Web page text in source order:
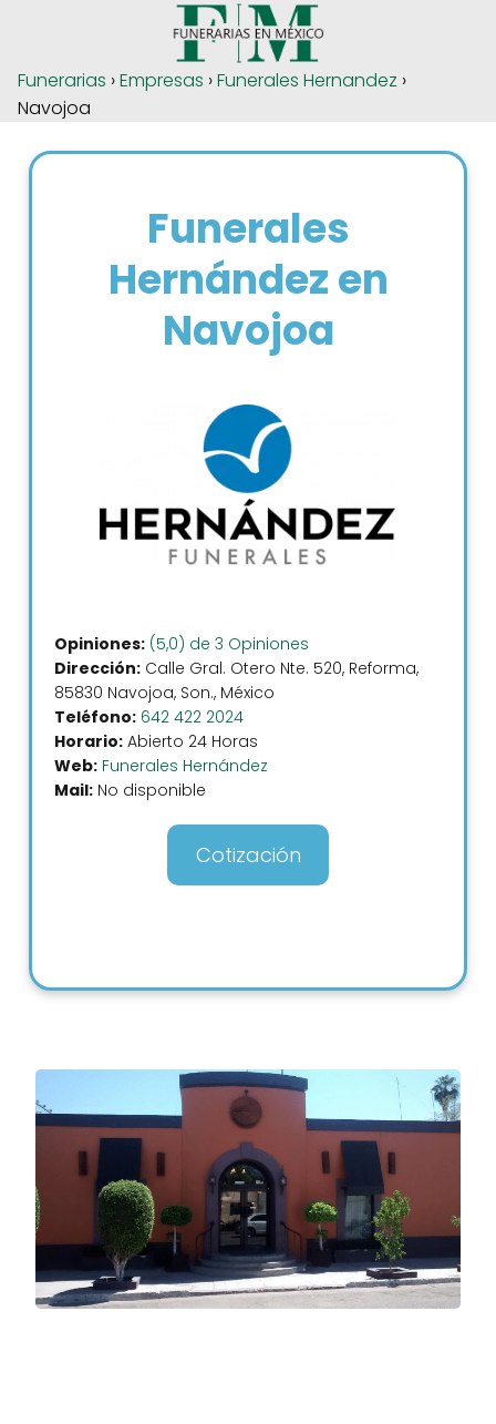
Funerarias ›Empresas ›Funerales Hernandez ›
Navojoa
Funerales
Hernández en
Navojoa
Opiniones: (5,0) de 3 Opiniones
Dirección: Calle Gral. Otero Nte. 520, Reforma,
85830 Navojoa, Son., México
Teléfono: 642 422 2024
Horario: Abierto 24 Horas
Web: Funerales Hernández
Mail: No disponible
Cotización